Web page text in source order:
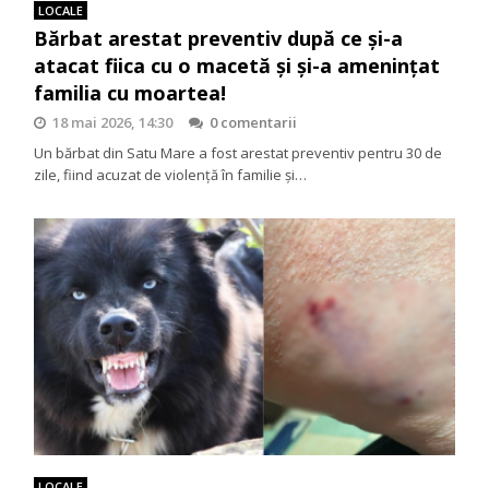
LOCALE
Bărbat arestat preventiv după ce și-a
atacat fiica cu o macetă și și-a amenințat
familia cu moartea!
18 mai 2026, 14:30
0 comentarii
Un bărbat din Satu Mare a fost arestat preventiv pentru 30 de
zile, fiind acuzat de violență în familie și…